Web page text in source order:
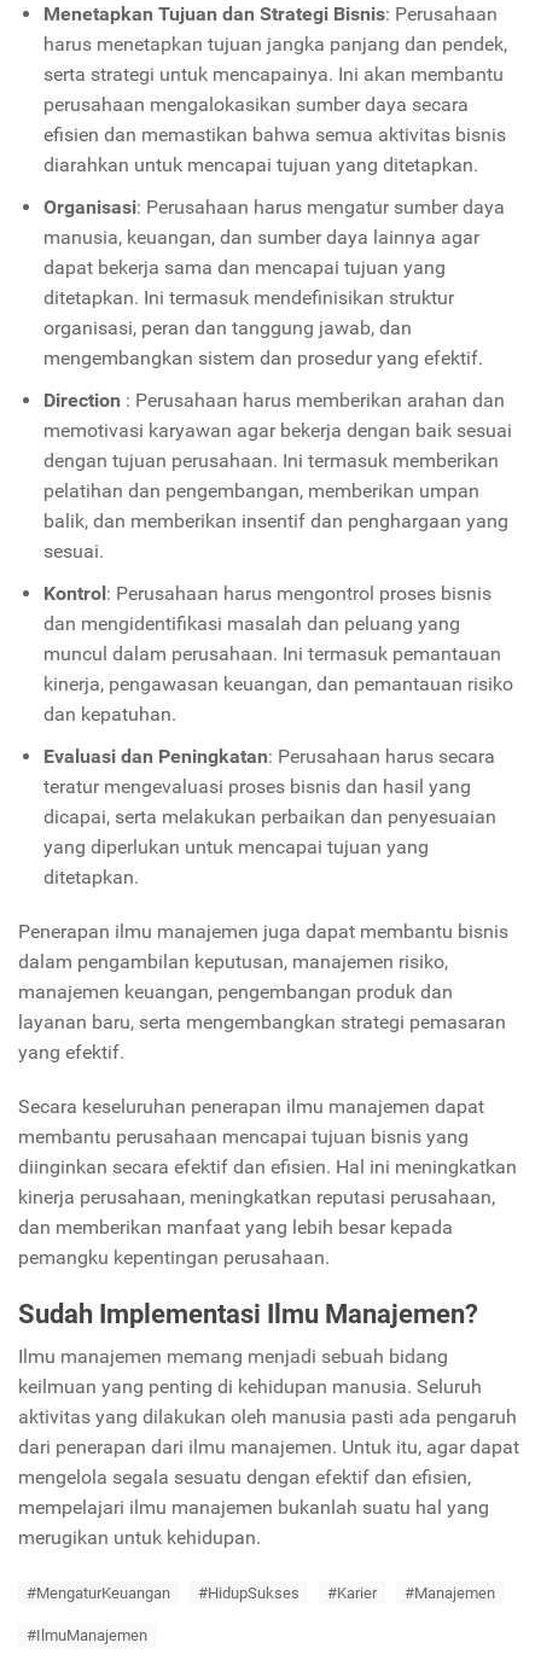
Menetapkan Tujuan dan Strategi Bisnis: Perusahaan
harus menetapkan tujuan jangka panjang dan pendek,
serta strategi untuk mencapainya. Ini akan membantu
perusahaan mengalokasikan sumber daya secara
efisien dan memastikan bahwa semua aktivitas bisnis
diarahkan untuk mencapai tujuan yang ditetapkan.
Organisasi: Perusahaan harus mengatur sumber daya
manusia, keuangan, dan sumber daya lainnya agar
dapat bekerja sama dan mencapai tujuan yang
ditetapkan. Ini termasuk mendefinisikan struktur
organisasi, peran dan tanggung jawab, dan
mengembangkan sistem dan prosedur yang efektif.
Direction : Perusahaan harus memberikan arahan dan
memotivasi karyawan agar bekerja dengan baik sesuai
dengan tujuan perusahaan. Ini termasuk memberikan
pelatihan dan pengembangan, memberikan umpan
balik, dan memberikan insentif dan penghargaan yang
sesuai.
Kontrol: Perusahaan harus mengontrol proses bisnis
dan mengidentifikasi masalah dan peluang yang
muncul dalam perusahaan. Ini termasuk pemantauan
kinerja, pengawasan keuangan, dan pemantauan risiko
dan kepatuhan.
Evaluasi dan Peningkatan: Perusahaan harus secara
teratur mengevaluasi proses bisnis dan hasil yang
dicapai, serta melakukan perbaikan dan penyesuaian
yang diperlukan untuk mencapai tujuan yang
ditetapkan.
Penerapan ilmu manajemen juga dapat membantu bisnis
dalam pengambilan keputusan, manajemen risiko,
manajemen keuangan, pengembangan produk dan
layanan baru, serta mengembangkan strategi pemasaran
yang efektif.
Secara keseluruhan penerapan ilmu manajemen dapat
membantu perusahaan mencapai tujuan bisnis yang
diinginkan secara efektif dan efisien. Hal ini meningkatkan
kinerja perusahaan, meningkatkan reputasi perusahaan,
dan memberikan manfaat yang lebih besar kepada
pemangku kepentingan perusahaan.
Sudah Implementasi Ilmu Manajemen?
Ilmu manajemen memang menjadi sebuah bidang
keilmuan yang penting di kehidupan manusia. Seluruh
aktivitas yang dilakukan oleh manusia pasti ada pengaruh
dari penerapan dari ilmu manajemen. Untuk itu, agar dapat
mengelola segala sesuatu dengan efektif dan efisien,
mempelajari ilmu manajemen bukanlah suatu hal yang
merugikan untuk kehidupan.
#MengaturKeuangan #HidupSukses #Karier #Manajemen
#IlmuManajemen